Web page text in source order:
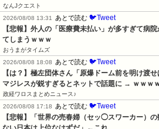
なんJクエスト
2026/08/08 13:31
あとで読む 🐦Tweet
【悲報】外人の「医療費未払い」が多すぎて病
てしまうｗｗｗ
おうまがタイムズ
2026/08/08 18:08
あとで読む 🐦Tweet
【は？】極左団体さん「原爆ドーム前を明け渡
マジレスが鋭すぎるとネットで話題に → ｗｗｗ
政経ワロスまとめニュース♪
2026/08/08 17:18
あとで読む 🐦Tweet
【悲報】「世界の売春婦（セッ◯スワーカー）